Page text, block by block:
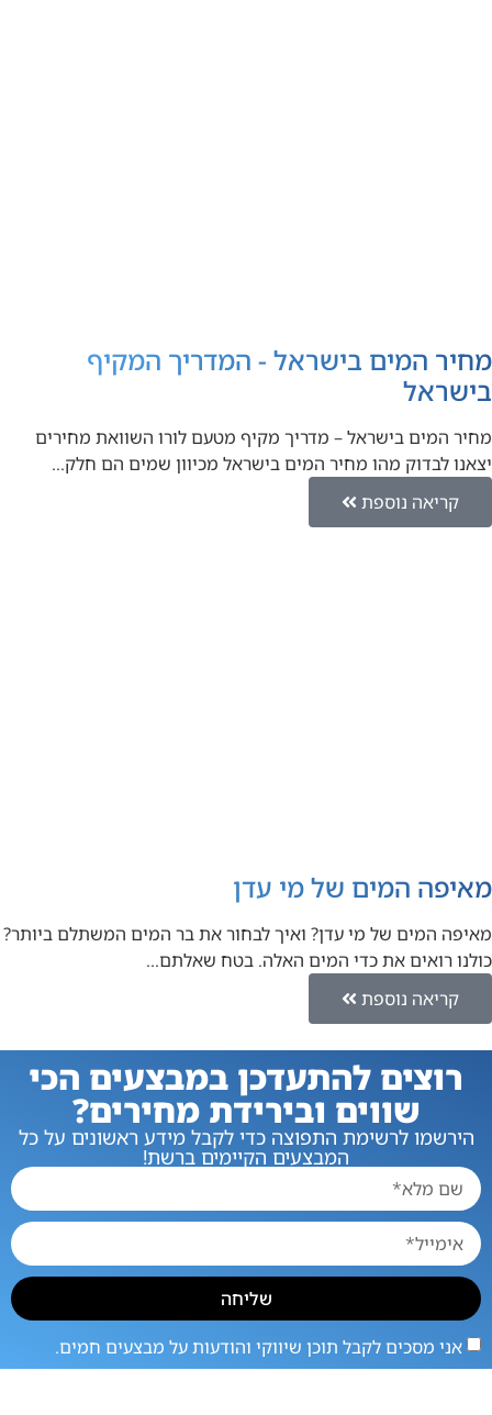
מחיר המים בישראל - המדריך המקיף
בישראל
מחיר המים בישראל – מדריך מקיף מטעם לורו השוואת מחירים
יצאנו לבדוק מהו מחיר המים בישראל מכיוון שמים הם חלק…
קריאה נוספת
מאיפה המים של מי עדן
מאיפה המים של מי עדן? ואיך לבחור את בר המים המשתלם ביותר?
כולנו רואים את כדי המים האלה. בטח שאלתם…
קריאה נוספת
רוצים להתעדכן במבצעים הכי
שווים ובירידת מחירים?
הירשמו לרשימת התפוצה כדי לקבל מידע ראשונים על כל
המבצעים הקיימים ברשת!
אני מסכים לקבל תוכן שיווקי והודעות על מבצעים חמים.
שליחה